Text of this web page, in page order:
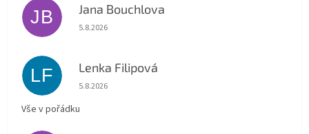
JB Jana Bouchlova
Hodnocení obchodu je 5 z 5 hvězdiček.
5.8.2026
LF Lenka Filipová
Hodnocení obchodu je 5 z 5 hvězdiček.
5.8.2026
Vše v pořádku